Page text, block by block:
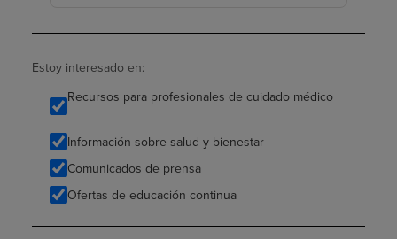
Estoy interesado en:
Recursos para profesionales de cuidado médico
Información sobre salud y bienestar
Comunicados de prensa
Ofertas de educación continua